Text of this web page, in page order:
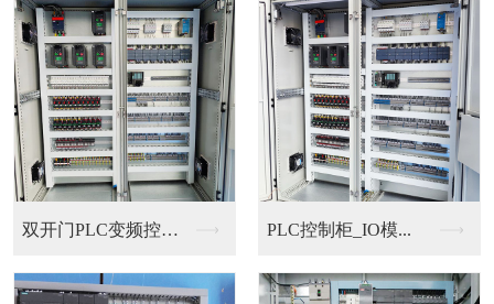
双开门PLC变频控制... PLC控制柜_IO模...